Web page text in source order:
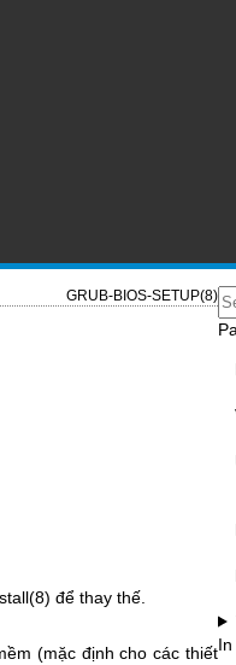
GRUB-BIOS-SETUP(8)
để thay thế.
(mặc định cho các thiết